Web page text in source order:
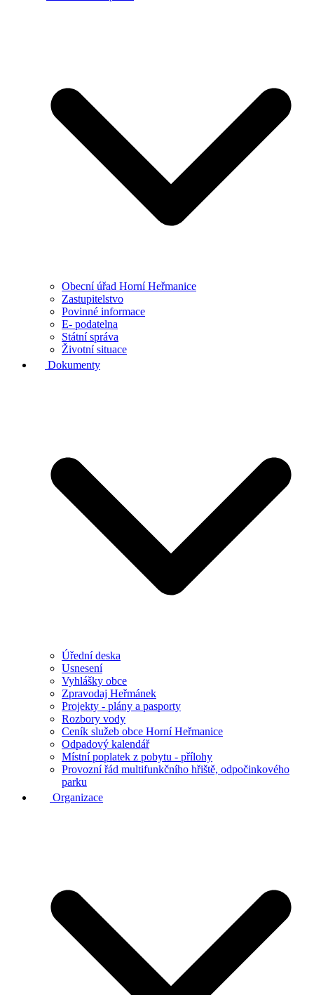
Obecní úřad Horní Heřmanice
Zastupitelstvo
Povinné informace
E- podatelna
Státní správa
Životní situace
Dokumenty
Úřední deska
Usnesení
Vyhlášky obce
Zpravodaj Heřmánek
Projekty - plány a pasporty
Rozbory vody
Ceník služeb obce Horní Heřmanice
Odpadový kalendář
Místní poplatek z pobytu - přílohy
Provozní řád multifunkčního hřiště, odpočinkového
parku
Organizace